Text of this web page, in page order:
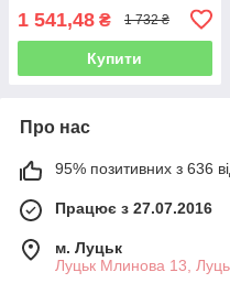
1 541,48 ₴ 1 732 ₴
Купити
Про нас
95% позитивних з 636
Працює з 27.07.2016
м. Луцьк
Луцьк Млинова 13,